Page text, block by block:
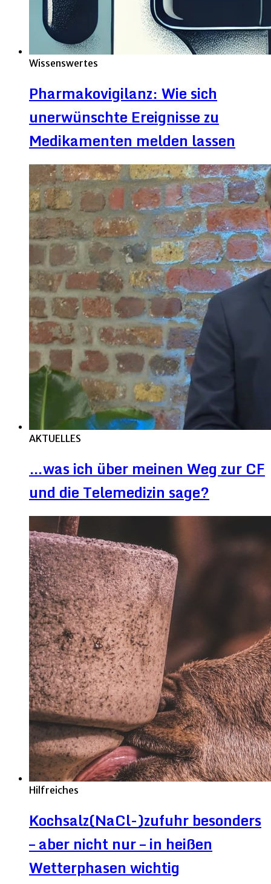
Wissenswertes
Pharmakovigilanz: Wie sich
unerwünschte Ereignisse zu
Medikamenten melden lassen
AKTUELLES
…was ich über meinen Weg zur CF
und die Telemedizin sage?
Hilfreiches
Kochsalz(NaCl-)zufuhr besonders
– aber nicht nur – in heißen
Wetterphasen wichtig